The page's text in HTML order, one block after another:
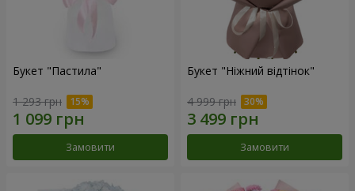
Букет "Пастила"
1 293 грн
Замовити
Букет "Ніжний відтінок"
4 999 грн
Замовити